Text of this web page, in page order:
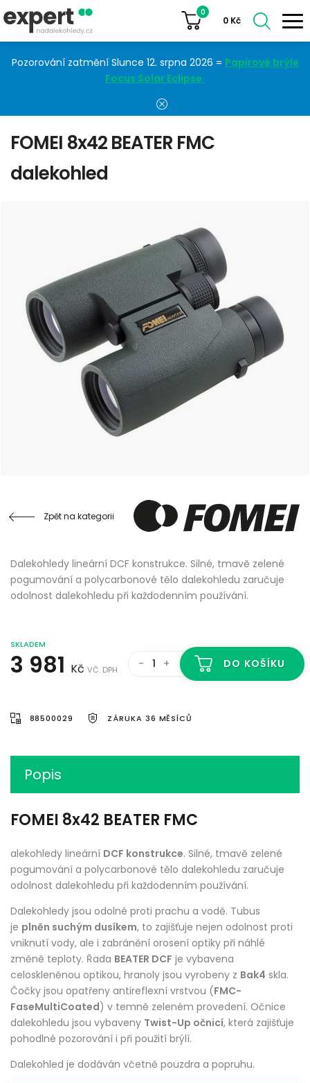
Pozorování zatmění Slunce 12. srpna 2026 = Papírové brýle
Focus Solar Eclipse
0
0 Kč
FOMEI 8x42 BEATER FMC
dalekohled
Zpět na kategorii
Dalekohledy lineární DCF konstrukce. Silné, tmavě zelené
pogumování a polycarbonové tělo dalekohledu zaručuje
odolnost dalekohledu při každodenním používání.
SKLADEM
3 981 Kč VČ. DPH - + DO KOŠÍKU
88500029 ZÁRUKA 36 MĚSÍCŮ
Popis
FOMEI 8x42 BEATER FMC
alekohledy lineární DCF konstrukce. Silné, tmavě zelené
pogumování a polycarbonové tělo dalekohledu zaručuje
odolnost dalekohledu při každodenním používání.
Dalekohledy jsou odolné proti prachu a vodě. Tubus
je plněn suchým dusíkem, to zajišťuje nejen odolnost proti
vniknutí vody, ale i zabránění orosení optiky při náhlé
změně teploty. Řada BEATER DCF je vybavena
celoskleněnou optikou, hranoly jsou vyrobeny z Bak4 skla.
Čočky jsou opatřeny antireflexní vrstvou (FMC-
FaseMultiCoated) v temně zeleném provedení. Očnice
dalekohledu jsou vybaveny Twist-Up očnicí, která zajišťuje
pohodlné pozorování i při použití brýlí.
Dalekohled je dodáván včetně pouzdra a popruhu.